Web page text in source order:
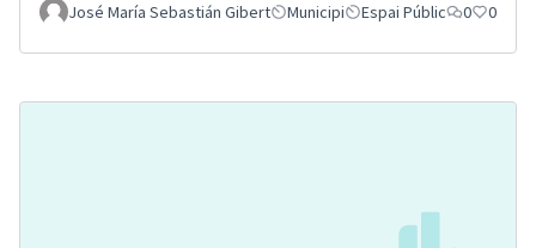
José María Sebastián Gibert Municipi Espai Públic 0 0